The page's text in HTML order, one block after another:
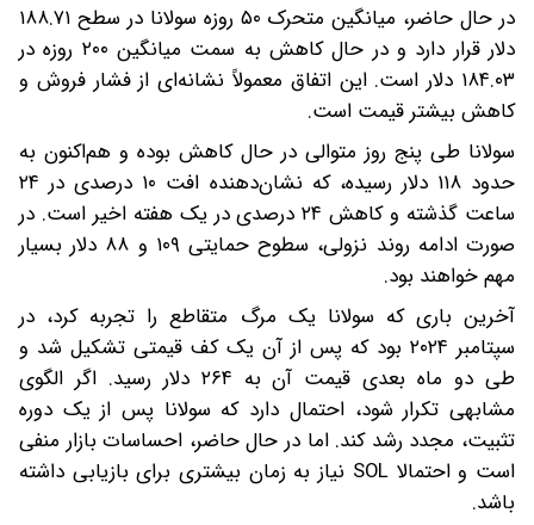
در حال حاضر، میانگین متحرک ۵۰ روزه سولانا در سطح ۱۸۸.۷۱
دلار قرار دارد و در حال کاهش به سمت میانگین ۲۰۰ روزه در
۱۸۴.۰۳ دلار است. این اتفاق معمولاً نشانه‌ای از فشار فروش و
کاهش بیشتر قیمت است.
سولانا طی پنج روز متوالی در حال کاهش بوده و هم‌اکنون به
حدود ۱۱۸ دلار رسیده، که نشان‌دهنده‌ افت ۱۰ درصدی در ۲۴
ساعت گذشته و کاهش ۲۴ درصدی در یک هفته اخیر است. در
صورت ادامه روند نزولی، سطوح حمایتی ۱۰۹ و ۸۸ دلار بسیار
مهم خواهند بود.
آخرین باری که سولانا یک مرگ متقاطع را تجربه کرد، در
سپتامبر ۲۰۲۴ بود که پس از آن یک کف قیمتی تشکیل شد و
طی دو ماه بعدی قیمت آن به ۲۶۴ دلار رسید. اگر الگوی
مشابهی تکرار شود، احتمال دارد که سولانا پس از یک دوره
تثبیت، مجدد رشد کند. اما در حال حاضر، احساسات بازار منفی
است و احتمالا SOL نیاز به زمان بیشتری برای بازیابی داشته
باشد.